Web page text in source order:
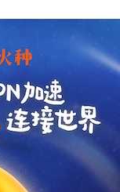
支持 [0] 反对[0]